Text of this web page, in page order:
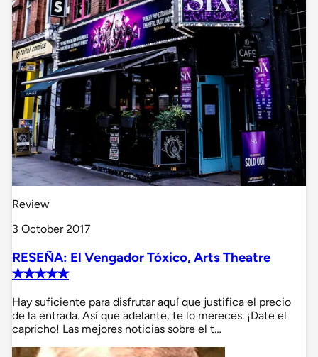
Review
3 October 2017
RESEÑA: El Vengador Tóxico, Arts Theatre
✭✭✭✭✭
Hay suficiente para disfrutar aquí que justifica el precio
de la entrada. Así que adelante, te lo mereces. ¡Date el
capricho! Las mejores noticias sobre el t…